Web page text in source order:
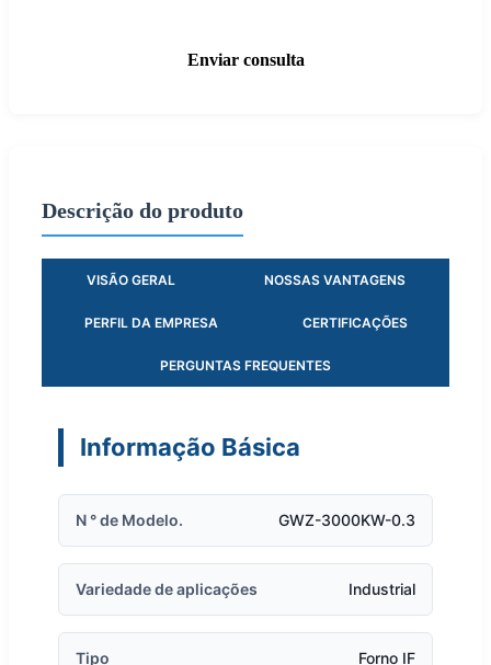
Enviar consulta
Descrição do produto
VISÃO GERAL NOSSAS VANTAGENS
PERFIL DA EMPRESA CERTIFICAÇÕES
PERGUNTAS FREQUENTES
Informação Básica
N ° de Modelo. GWZ-3000KW-0.3
Variedade de aplicações Industrial
Tipo Forno IF